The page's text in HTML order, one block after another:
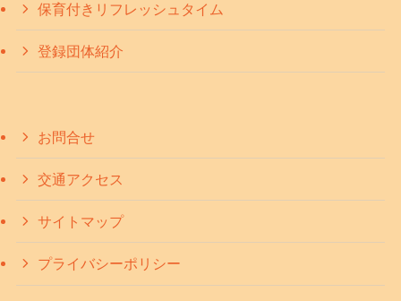
保育付きリフレッシュタイム
登録団体紹介
お問合せ
交通アクセス
サイトマップ
プライバシーポリシー